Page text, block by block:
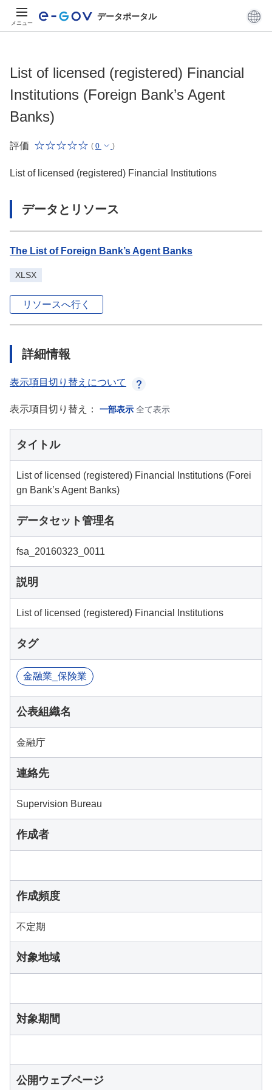
メニュー
データポータル
List of licensed (registered) Financial
Institutions (Foreign Bank’s Agent
Banks)
評価 ( 0 )
List of licensed (registered) Financial Institutions
データとリソース
The List of Foreign Bank’s Agent Banks
XLSX
リソースへ行く
詳細情報
表示項目切り替えについて
表示項目切り替え： 一部表示 全て表示
タイトル
List of licensed (registered) Financial Institutions (Forei
gn Bank’s Agent Banks)
データセット管理名
fsa_20160323_0011
説明
List of licensed (registered) Financial Institutions
タグ
金融業_保険業
公表組織名
金融庁
連絡先
Supervision Bureau
作成者
作成頻度
不定期
対象地域
対象期間
公開ウェブページ